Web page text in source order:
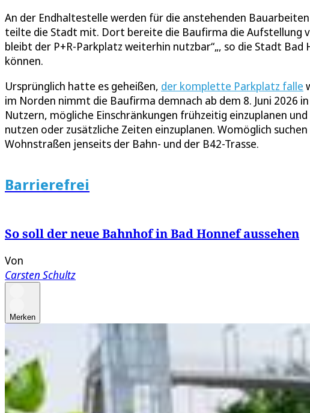
An der Endhaltestelle werden für die anstehenden
teilte die Stadt mit. Dort bereite die Baufirma die Aufstellung
bleibt der P+R-Parkplatz weiterhin nutzbar“„, so die Stadt Bad
können.
Ursprünglich hatte es geheißen, der komplette Parkplatz falle
im Norden nimmt die Baufirma demnach ab dem 8. Juni 2026
Nutzern, mögliche Einschränkungen frühzeitig einzuplanen
nutzen oder zusätzliche Zeiten einzuplanen. Womöglich
Wohnstraßen jenseits der Bahn- und der B42-Trasse.
Barrierefrei
So soll der neue Bahnhof in Bad Honnef aussehen
Von
Carsten Schultz
Merken